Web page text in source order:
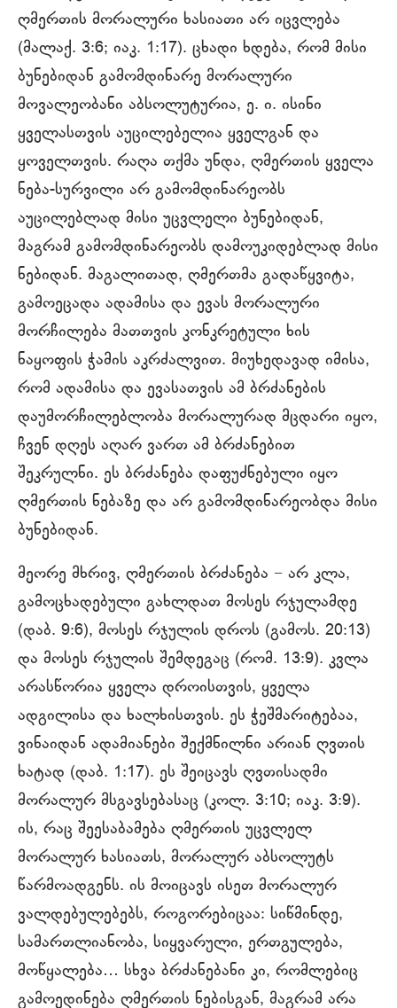
ღმერთის მორალური ხასიათი არ იცვლება
(მალაქ. 3:6; იაკ. 1:17). ცხადი ხდება, რომ მისი
ბუნებიდან გამომდინარე მორალური
მოვალეობანი აბსოლუტურია, ე. ი. ისინი
ყველასთვის აუცილებელია ყველგან და
ყოველთვის. რაღა თქმა უნდა, ღმერთის ყველა
ნება-სურვილი არ გამომდინარეობს
აუცილებლად მისი უცვლელი ბუნებიდან,
მაგრამ გამომდინარეობს დამოუკიდებლად მისი
ნებიდან. მაგალითად, ღმერთმა გადაწყვიტა,
გამოეცადა ადამისა და ევას მორალური
მორჩილება მათთვის კონკრეტული ხის
ნაყოფის ჭამის აკრძალვით. მიუხედავად იმისა,
რომ ადამისა და ევასათვის ამ ბრძანების
დაუმორჩილებლობა მორალურად მცდარი იყო,
ჩვენ დღეს აღარ ვართ ამ ბრძანებით
შეკრულნი. ეს ბრძანება დაფუძნებული იყო
ღმერთის ნებაზე და არ გამომდინარეობდა მისი
ბუნებიდან.
მეორე მხრივ, ღმერთის ბრძანება − არ კლა,
გამოცხადებული გახლდათ მოსეს რჯულამდე
(დაბ. 9:6), მოსეს რჯულის დროს (გამოს. 20:13)
და მოსეს რჯულის შემდეგაც (რომ. 13:9). კვლა
არასწორია ყველა დროისთვის, ყველა
ადგილისა და ხალხისთვის. ეს ჭეშმარიტებაა,
ვინაიდან ადამიანები შექმნილნი არიან ღვთის
ხატად (დაბ. 1:17). ეს შეიცავს ღვთისადმი
მორალურ მსგავსებასაც (კოლ. 3:10; იაკ. 3:9).
ის, რაც შეესაბამება ღმერთის უცვლელ
მორალურ ხასიათს, მორალურ აბსოლუტს
წარმოადგენს. ის მოიცავს ისეთ მორალურ
ვალდებულებებს, როგორებიცაა: სიწმინდე,
სამართლიანობა, სიყვარული, ერთგულება,
მოწყალება… სხვა ბრძანებანი კი, რომლებიც
გამოედინება ღმერთის ნებისგან, მაგრამ არა